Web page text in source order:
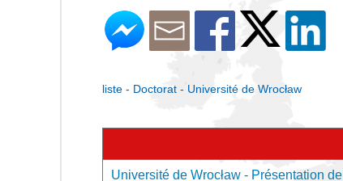
liste - Doctorat - Université de Wrocław
Université de Wrocław - Présentation